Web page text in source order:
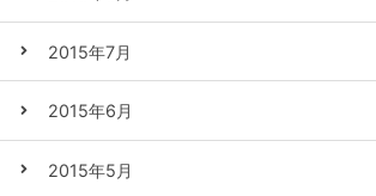
2015年7月
2015年6月
2015年5月